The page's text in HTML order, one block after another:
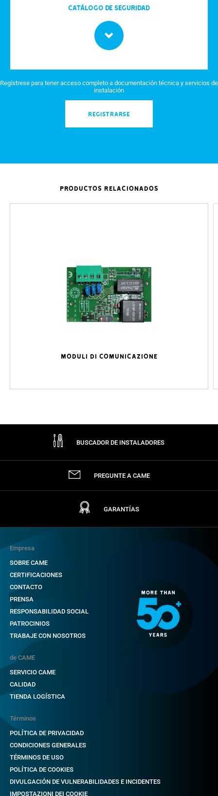
Catálogo de seguridad
Regístrese para tener acceso completo a documentación técnica y servicios de
instalación
REGISTRARSE
PRODUCTOS RELACIONADOS
MODULI DI COMUNICAZIONE
BUSCADOR DE INSTALADORES
PREGUNTE A CAME
GARANTÍAS
Empresa
SOBRE CAME
CERTIFICACIONES
CONTACTO
PRENSA
RESPONSABILIDAD SOCIAL
PATROCINIOS
TRABAJE CON NOSOTROS
de CAME
SERVICIO CAME
CALIDAD
TIENDA LOGÍSTICA
Términos
POLÍTICA DE PRIVACIDAD
CONDICIONES GENERALES
TÉRMINOS DE USO
POLÍTICA DE COOKIES
DIVULGACIÓN DE VULNERABILIDADES E INCIDENTES
IMPOSTAZIONI DEI COOKIE